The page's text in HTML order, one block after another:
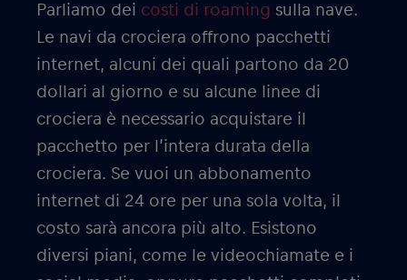
Parliamo dei costi di roaming sulla nave.
Le navi da crociera offrono pacchetti
internet, alcuni dei quali partono da 20
dollari al giorno e su alcune linee di
crociera è necessario acquistare il
pacchetto per l’intera durata della
crociera. Se vuoi un abbonamento
internet di 24 ore per una sola volta, il
costo sarà ancora più alto. Esistono
diversi piani, come le videochiamate e i